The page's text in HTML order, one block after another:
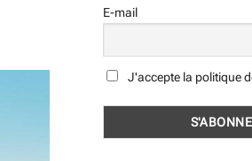
E-mail
J'accepte la politique